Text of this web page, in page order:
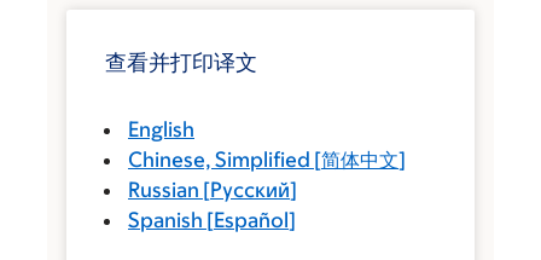
查看并打印译文
English
Chinese, Simplified [简体中文]
Russian [Русский]
Spanish [Español]